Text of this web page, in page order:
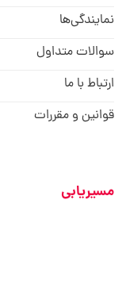
نمایندگی‌ها
سوالات متداول
ارتباط با ما
قوانین و مقررات
مسیریابی